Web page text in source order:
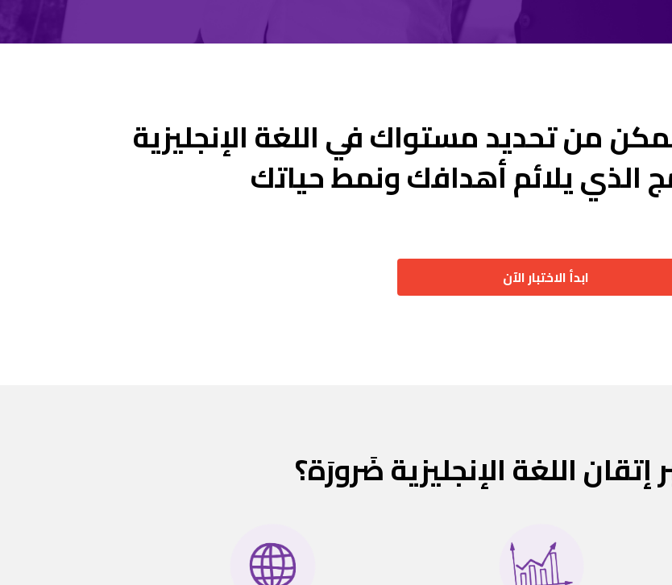
من تحديد مستواك في اللغة الإنجليزية
الذي يلائم أهدافك ونمط حياتك
ابدأ الاختبار الآن
إتقان اللغة الإنجليزية ضَرورَة؟